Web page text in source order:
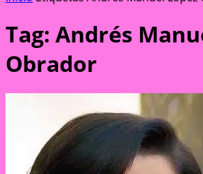
Tag: Andrés
Obrador